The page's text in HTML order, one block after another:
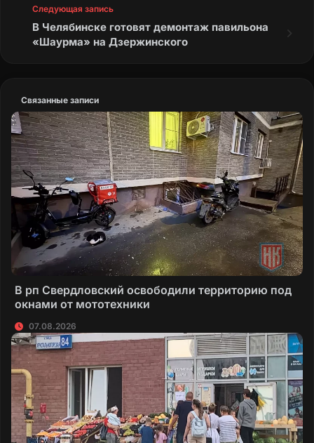
Следующая запись
В Челябинске готовят демонтаж павильона
«Шаурма» на Дзержинского
Связанные записи
В рп Свердловский освободили территорию под
окнами от мототехники
07.08.2026